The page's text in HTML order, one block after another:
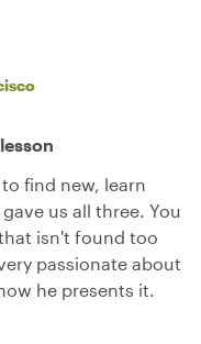
find new, learn
us all three. You
isn't found too
passionate about
he presents it.